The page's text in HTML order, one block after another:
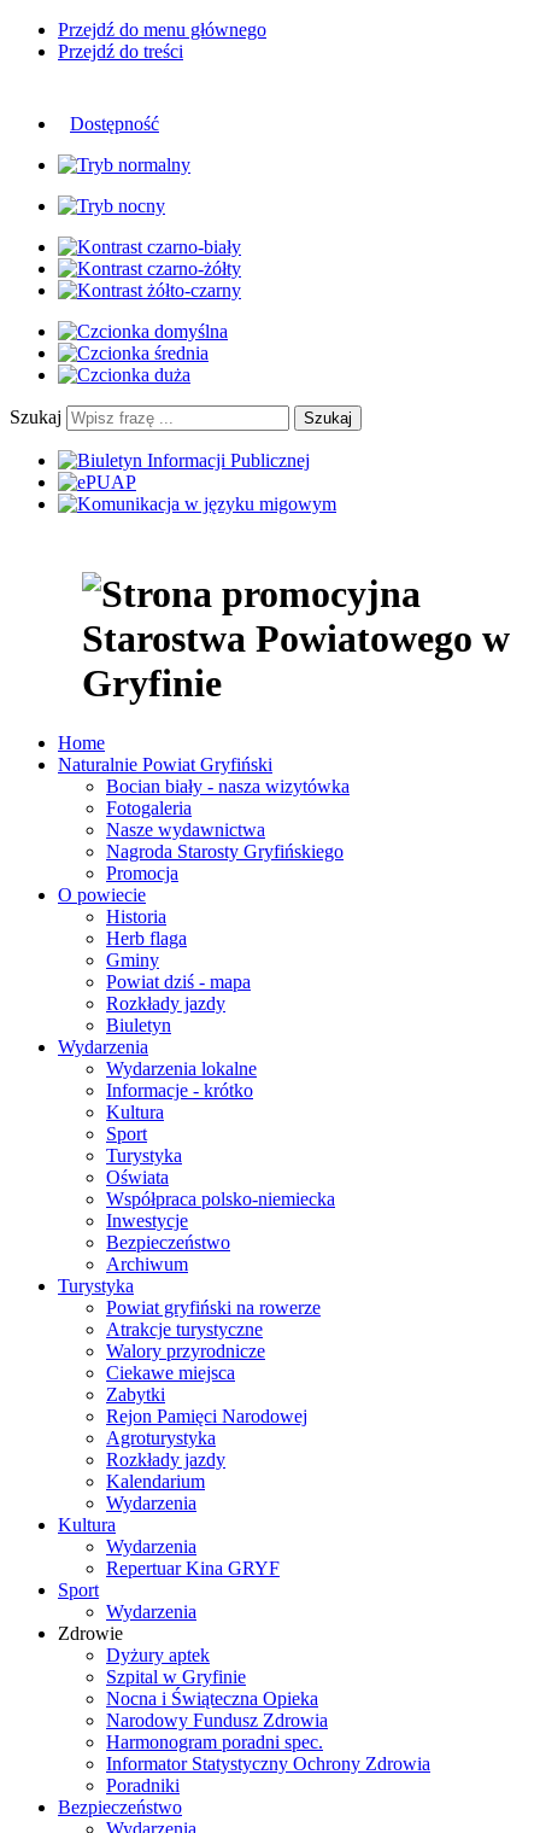
Przejdź do menu głównego
Przejdź do treści
Dostępność
Szukaj Szukaj
Home
Naturalnie Powiat Gryfiński
Bocian biały - nasza wizytówka
Fotogaleria
Nasze wydawnictwa
Nagroda Starosty Gryfińskiego
Promocja
O powiecie
Historia
Herb flaga
Gminy
Powiat dziś - mapa
Rozkłady jazdy
Biuletyn
Wydarzenia
Wydarzenia lokalne
Informacje - krótko
Kultura
Sport
Turystyka
Oświata
Współpraca polsko-niemiecka
Inwestycje
Bezpieczeństwo
Archiwum
Turystyka
Powiat gryfiński na rowerze
Atrakcje turystyczne
Walory przyrodnicze
Ciekawe miejsca
Zabytki
Rejon Pamięci Narodowej
Agroturystyka
Rozkłady jazdy
Kalendarium
Wydarzenia
Kultura
Wydarzenia
Repertuar Kina GRYF
Sport
Wydarzenia
Zdrowie
Dyżury aptek
Szpital w Gryfinie
Nocna i Świąteczna Opieka
Narodowy Fundusz Zdrowia
Harmonogram poradni spec.
Informator Statystyczny Ochrony Zdrowia
Poradniki
Bezpieczeństwo
Wydarzenia